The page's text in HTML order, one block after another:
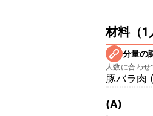
材料（1
分量の
人数に合わ
豚バラ肉
(A)